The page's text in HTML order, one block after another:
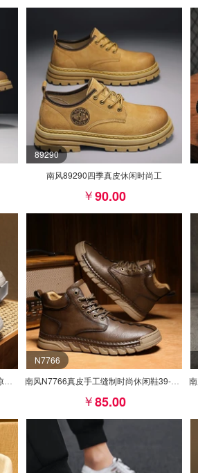
89290
南风89290四季真皮休闲时尚工
90.00
N7766
南风N7766真皮手工缝制时尚休闲鞋39-47运动码批85
85.00